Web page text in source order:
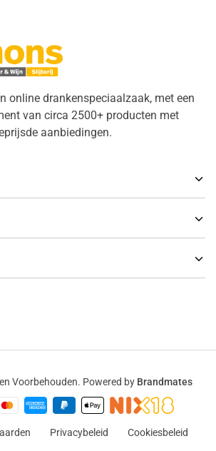
online drankenspeciaalzaak, met een
van circa 2500+ producten met
aanbiedingen.
Voorbehouden. Powered by Brandmates
Privacybeleid Cookiesbeleid